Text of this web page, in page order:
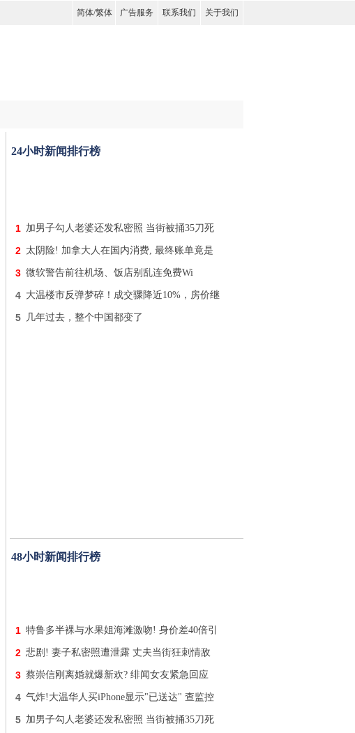
简体/繁体 广告服务 联系我们 关于我们
24小时新闻排行榜
1 加男子勾人老婆还发私密照 当街被捅35刀死
2 太阴险! 加拿大人在国内消费, 最终账单竟是
3 微软警告前往机场、饭店别乱连免费Wi
4 大温楼市反弹梦碎！成交骤降近10%，房价继
5 几年过去，整个中国都变了
48小时新闻排行榜
1 特鲁多半裸与水果姐海滩激吻! 身价差40倍引
2 悲剧! 妻子私密照遭泄露 丈夫当街狂刺情敌
3 蔡崇信刚离婚就爆新欢? 绯闻女友紧急回应
4 气炸!大温华人买iPhone显示"已送达" 查监控
5 加男子勾人老婆还发私密照 当街被捅35刀死